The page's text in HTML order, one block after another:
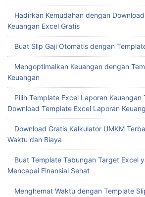
Hadirkan Kemudahan dengan
Keuangan Excel Gratis
Buat Slip Gaji Otomatis dengan
Mengoptimalkan Keuangan dengan
Keuangan
Pilih Template Excel Laporan Keuangan
Download Template Excel Laporan
Download Gratis Kalkulator UMKM
Waktu dan Biaya
Buat Template Tabungan Target Excel
Mencapai Finansial Sehat
Menghemat Waktu dengan Template